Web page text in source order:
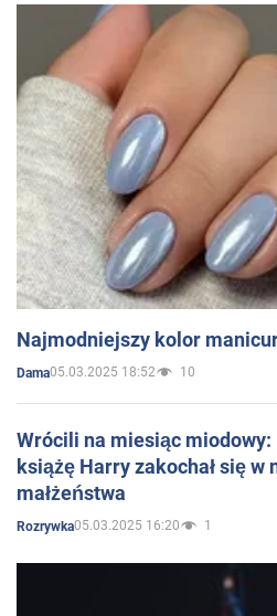
Najmodniejszy kolor
Dama05.03.2025 18:52 10
Wrócili na miesiąc miodowy:
książę Harry zakochał się
małżeństwa
Rozrywka05.03.2025 16:20 1